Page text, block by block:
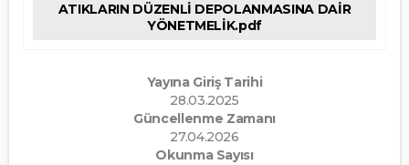
ATIKLARIN DÜZENLİ DEPOLANMASINA DAİR
YÖNETMELİK.pdf
Yayına Giriş Tarihi
28.03.2025
Güncellenme Zamanı
27.04.2026
Okunma Sayısı